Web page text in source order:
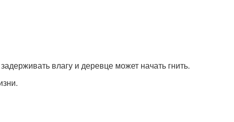
влагу и деревце может начать гнить.